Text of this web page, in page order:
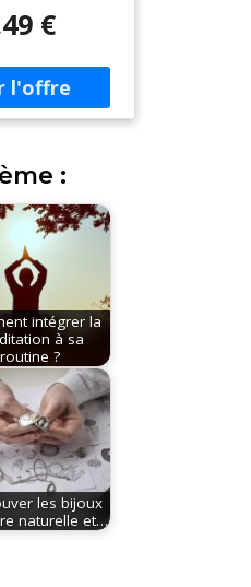
: 2005-12-
: M Günther,
french, ISBN :
€
:
intégrer la
à sa
routine ?
les bijoux
naturelle et…